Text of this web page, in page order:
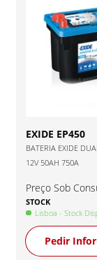
EXIDE EP450
BATERIA EXIDE
12V 50AH 750A
Preço Sob
STOCK
Lisboa - Stock
Pedir